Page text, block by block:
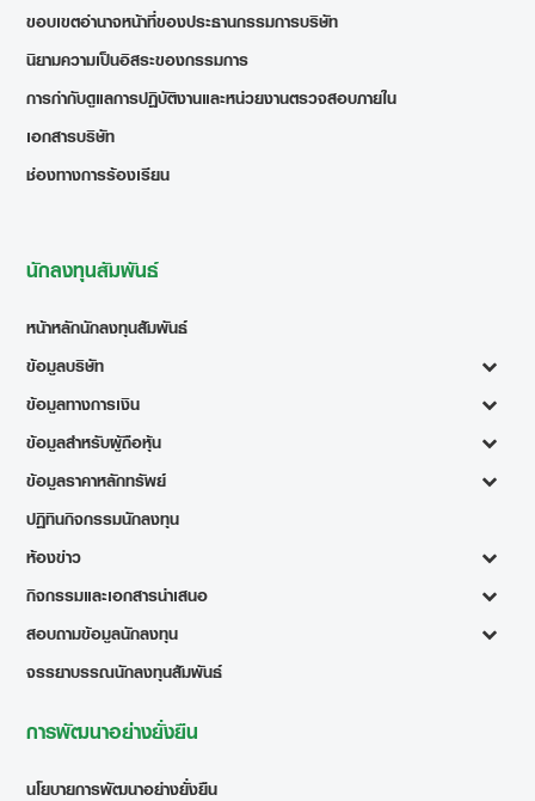
ขอบเขตอำนาจหน้าที่ของประธานกรรมการบริษัท
นิยามความเป็นอิสระของกรรมการ
การกำกับดูแลการปฏิบัติงานและหน่วยงานตรวจสอบภายใน
เอกสารบริษัท
ช่องทางการร้องเรียน
นักลงทุนสัมพันธ์
หน้าหลักนักลงทุนสัมพันธ์
ข้อมูลบริษัท
ข้อมูลทางการเงิน
ข้อมูลสำหรับผู้ถือหุ้น
ข้อมูลราคาหลักทรัพย์
ปฏิทินกิจกรรมนักลงทุน
ห้องข่าว
กิจกรรมและเอกสารนำเสนอ
สอบถามข้อมูลนักลงทุน
จรรยาบรรณนักลงทุนสัมพันธ์
การพัฒนาอย่างยั่งยืน
นโยบายการพัฒนาอย่างยั่งยืน